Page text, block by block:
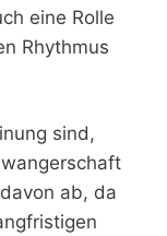
eine Rolle
Rhythmus
sind,
ab, da